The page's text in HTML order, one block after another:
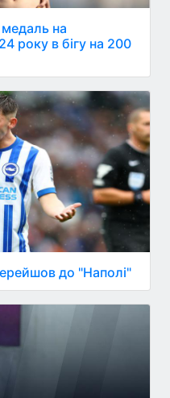
на
року в бігу на 200
до "Наполі"